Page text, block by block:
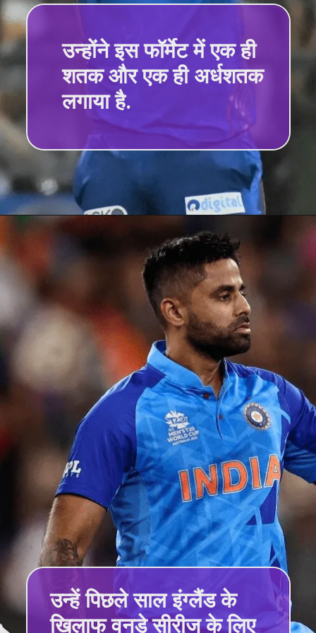
उन्होंने इस फॉर्मेट में एक ही
शतक और एक ही अर्धशतक
लगाया है.
उन्हें पिछले साल इंग्लैंड के
खिलाफ वनडे सीरीज के लिए